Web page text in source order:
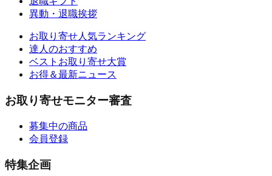
異動・退職挨拶
お取り寄せ人気ランキング
達人のおすすめ
ベストお取り寄せ大賞
お得＆最新ニュース
お取り寄せモニター審査
募集中の商品
会員登録
特集企画